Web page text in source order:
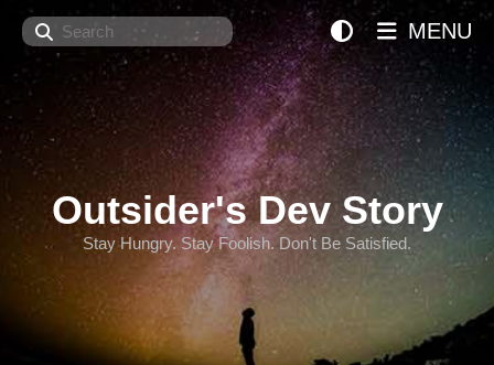
Search
Outsider's Dev Story
Stay Hungry. Stay Foolish. Don't Be Satisfied.
MENU